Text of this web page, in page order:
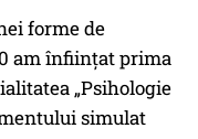
forme de
am înființat prima
„Psihologie
simulat